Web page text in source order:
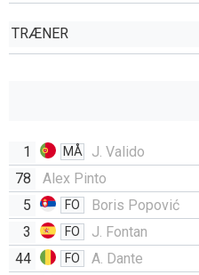
TRÆNER
1 MÅ
J. Valido
78
Alex Pinto
5
FO
Boris Popović
3
FO
J. Fontan
44
FO
A. Dante